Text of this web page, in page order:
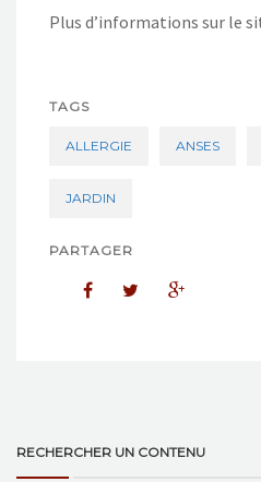
Plus d’informations sur le
TAGS
ALLERGIE ANSES
JARDIN
PARTAGER
RECHERCHER UN CONTENU